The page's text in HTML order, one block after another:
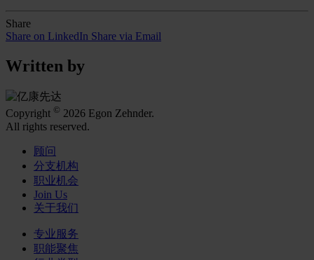
Share
Share on LinkedIn Share via Email
Written by
Copyright © 2026 Egon Zehnder.
All rights reserved.
顾问
分支机构
职业机会
Join Us
关于我们
专业服务
职能聚焦